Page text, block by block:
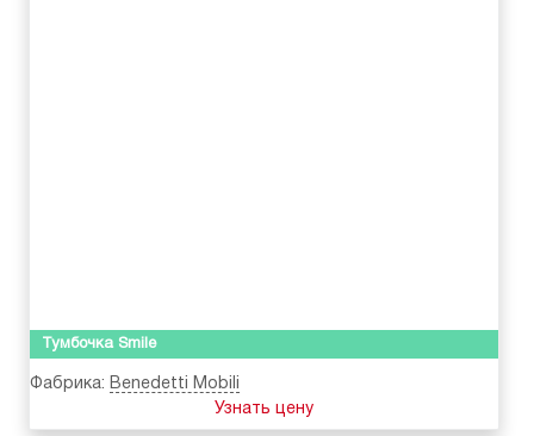
Тумбочка Smile
Фабрика: Benedetti Mobili
Узнать цену